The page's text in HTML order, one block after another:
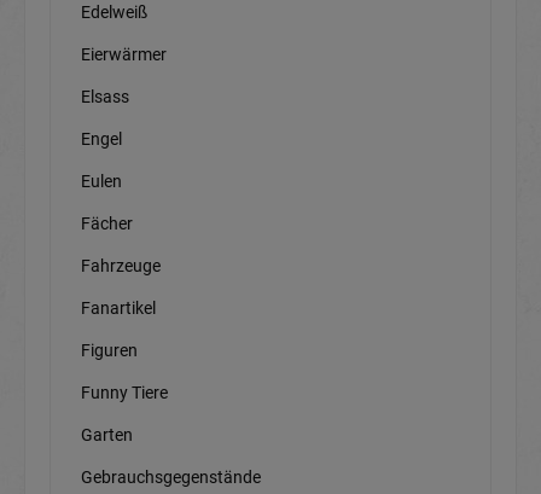
Edelweiß
Eierwärmer
Elsass
Engel
Eulen
Fächer
Fahrzeuge
Fanartikel
Figuren
Funny Tiere
Garten
Gebrauchsgegenstände